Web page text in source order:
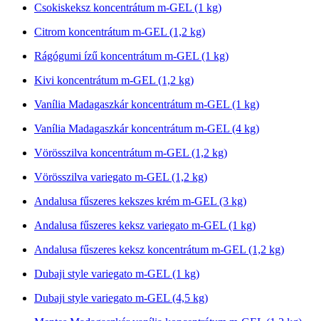
Csokiskeksz koncentrátum m-GEL (1 kg)
Citrom koncentrátum m-GEL (1,2 kg)
Rágógumi ízű koncentrátum m-GEL (1 kg)
Kivi koncentrátum m-GEL (1,2 kg)
Vanília Madagaszkár koncentrátum m-GEL (1 kg)
Vanília Madagaszkár koncentrátum m-GEL (4 kg)
Vörösszilva koncentrátum m-GEL (1,2 kg)
Vörösszilva variegato m-GEL (1,2 kg)
Andalusa fűszeres kekszes krém m-GEL (3 kg)
Andalusa fűszeres keksz variegato m-GEL (1 kg)
Andalusa fűszeres keksz koncentrátum m-GEL (1,2 kg)
Dubaji style variegato m-GEL (1 kg)
Dubaji style variegato m-GEL (4,5 kg)